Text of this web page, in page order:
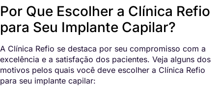
Por Que Escolher a Clínica Refio
para Seu Implante Capilar?
A Clínica Refio se destaca por seu compromisso com a
excelência e a satisfação dos pacientes. Veja alguns dos
motivos pelos quais você deve escolher a Clínica Refio
para seu implante capilar: